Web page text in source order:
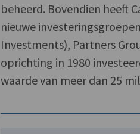
beheerd. Bovendien heeft
nieuwe
Investments), Partners
oprichting in 1980
waarde van meer dan 25